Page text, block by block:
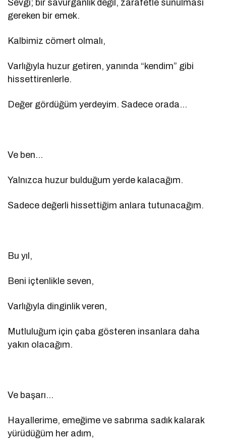
Sevgi; bir savurganlık değil, zarafetle sunulması
gereken bir emek.
Kalbimiz cömert olmalı,
Varlığıyla huzur getiren, yanında “kendim” gibi
hissettirenlerle.
Değer gördüğüm yerdeyim. Sadece orada…
Ve ben…
Yalnızca huzur bulduğum yerde kalacağım.
Sadece değerli hissettiğim anlara tutunacağım.
Bu yıl,
Beni içtenlikle seven,
Varlığıyla dinginlik veren,
Mutluluğum için çaba gösteren insanlara daha
yakın olacağım.
Ve başarı…
Hayallerime, emeğime ve sabrıma sadık kalarak
yürüdüğüm her adım,